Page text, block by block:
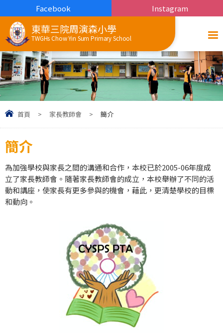
東華三院周演森小學
TWGHs Chow Yin Sum Primary School
Facebook Instagram
首頁 > 家長教師會 > 簡介
簡介
為加強學校與家長之間的溝通和合作，本校已於2005-06年度成
立了家長教師會。隨著家長教師會的成立，本校舉辦了不同的活
動和講座，使家長有更多參與的機會，藉此，更清楚學校的目標
和動向。